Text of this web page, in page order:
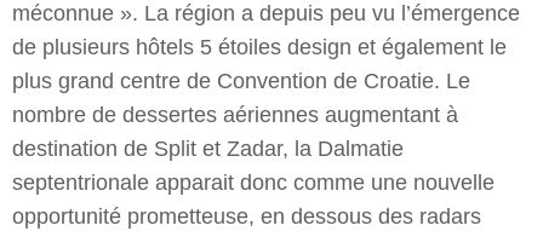
méconnue ». La région a depuis peu vu l’émergence
de plusieurs hôtels 5 étoiles design et également le
plus grand centre de Convention de Croatie. Le
nombre de dessertes aériennes augmentant à
destination de Split et Zadar, la Dalmatie
septentrionale apparait donc comme une nouvelle
opportunité prometteuse, en dessous des radars